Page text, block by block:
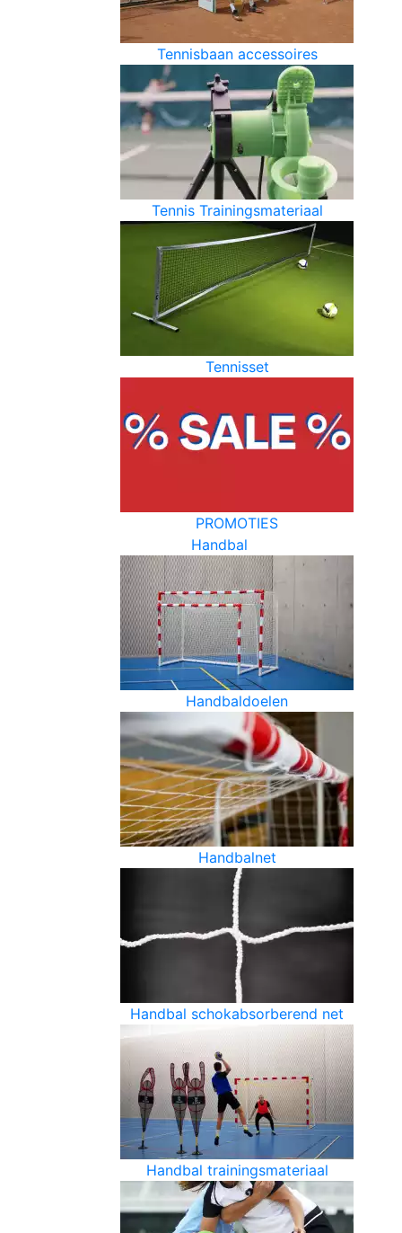
Tennisbaan accessoires
Tennis Trainingsmateriaal
Tennisset
PROMOTIES
Handbal
Handbaldoelen
Handbalnet
Handbal schokabsorberend net
Handbal trainingsmateriaal